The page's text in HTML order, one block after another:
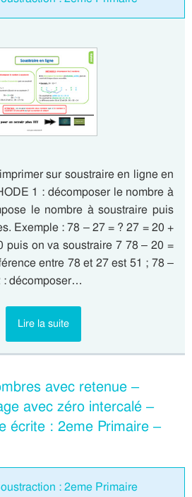
sur soustraire en ligne en
1 : décomposer le nombre à
le nombre à soustraire puis
Exemple : 78 – 27 = ? 27 = 20 +
puis on va soustraire 7 78 – 20 =
entre 78 et 27 est 51 ; 78 –
: décomposer…
Lire la suite
avec retenue –
avec zéro intercalé –
écrite : 2eme Primaire –
: 2eme Primaire